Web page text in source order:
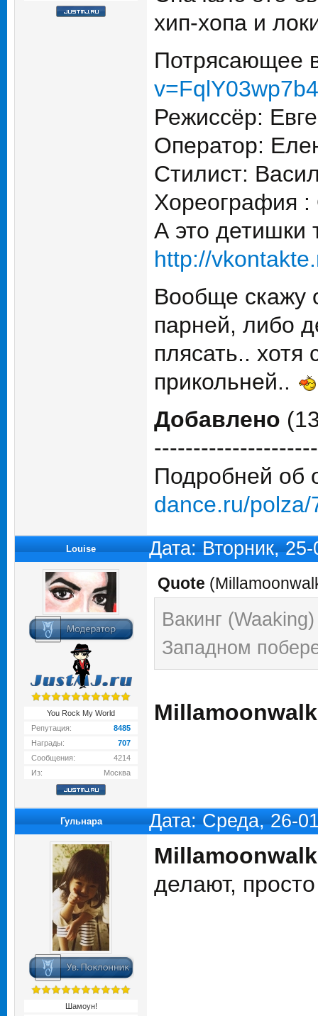
хип-хопа и
Потрясающее
v=FqlY03wp7b4
Режиссёр:
Оператор:
Стилист:
Хореография
А это детишки
http://
Вообще скажу
парней, либо
плясать.. хотя
прикольней..
Добавлено
Подробней об
dance.ru/polza/
Louise Дата: Вторник,
You Rock My World
Репутация:
8485
Награды:
707
Сообщения:
4214
Из:
Москва
Quote (
Вакинг
Западном
Гульнара Дата: Среда, 26-
Шамоун!
делают,